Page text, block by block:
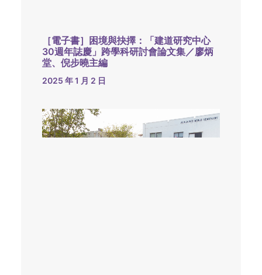
［電子書］困境與抉擇：「建道研究中心
30週年誌慶」跨學科研討會論文集／廖炳
堂、倪步曉主編
2025 年 1 月 2 日